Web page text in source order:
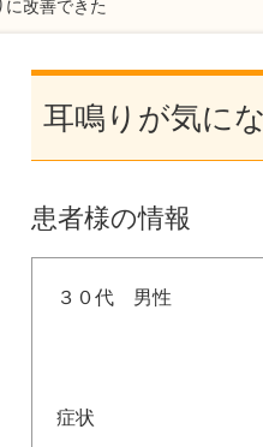
改善できた
耳鳴りが気に
患者様の情報
３０代 男性
症状